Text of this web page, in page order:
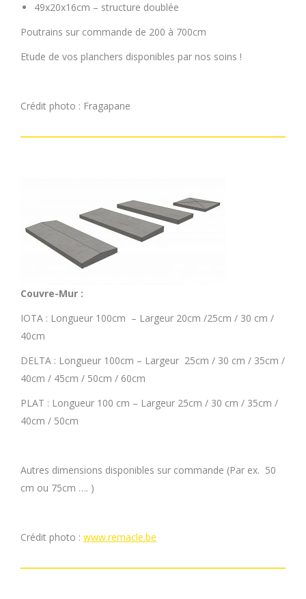
49x20x16cm – structure doublée
Poutrains sur commande de 200 à 700cm
Etude de vos planchers disponibles par nos soins !
Crédit photo : Fragapane
Couvre-Mur :
IOTA : Longueur 100cm – Largeur 20cm /25cm / 30 cm /
40cm
DELTA : Longueur 100cm – Largeur 25cm / 30 cm / 35cm /
40cm / 45cm / 50cm / 60cm
PLAT : Longueur 100 cm – Largeur 25cm / 30 cm / 35cm /
40cm / 50cm
Autres dimensions disponibles sur commande (Par ex. 50
cm ou 75cm …. )
Crédit photo : www.remacle.be